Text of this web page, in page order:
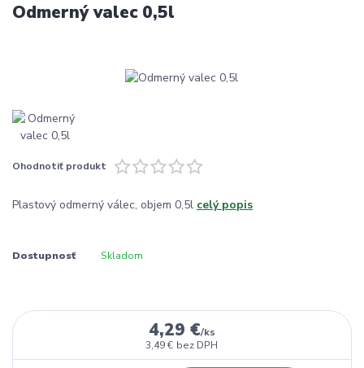
Odmerný valec 0,5l
Ohodnotiť produkt
Plastový odmerný válec, objem 0,5l celý popis
Dostupnosť Skladom
4,29 €/ks
3,49 € bez DPH